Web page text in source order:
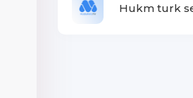
Hukm turk